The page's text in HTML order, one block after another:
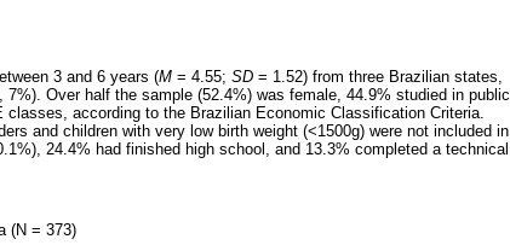
3 and 6 years (M = 4.55; SD = 1.52) from three Brazilian states,
Over half the sample (52.4%) was female, 44.9% studied in public
according to the Brazilian Economic Classification Criteria.
and children with very low birth weight (<1500g) were not included in
24.4% had finished high school, and 13.3% completed a technical
(N = 373)